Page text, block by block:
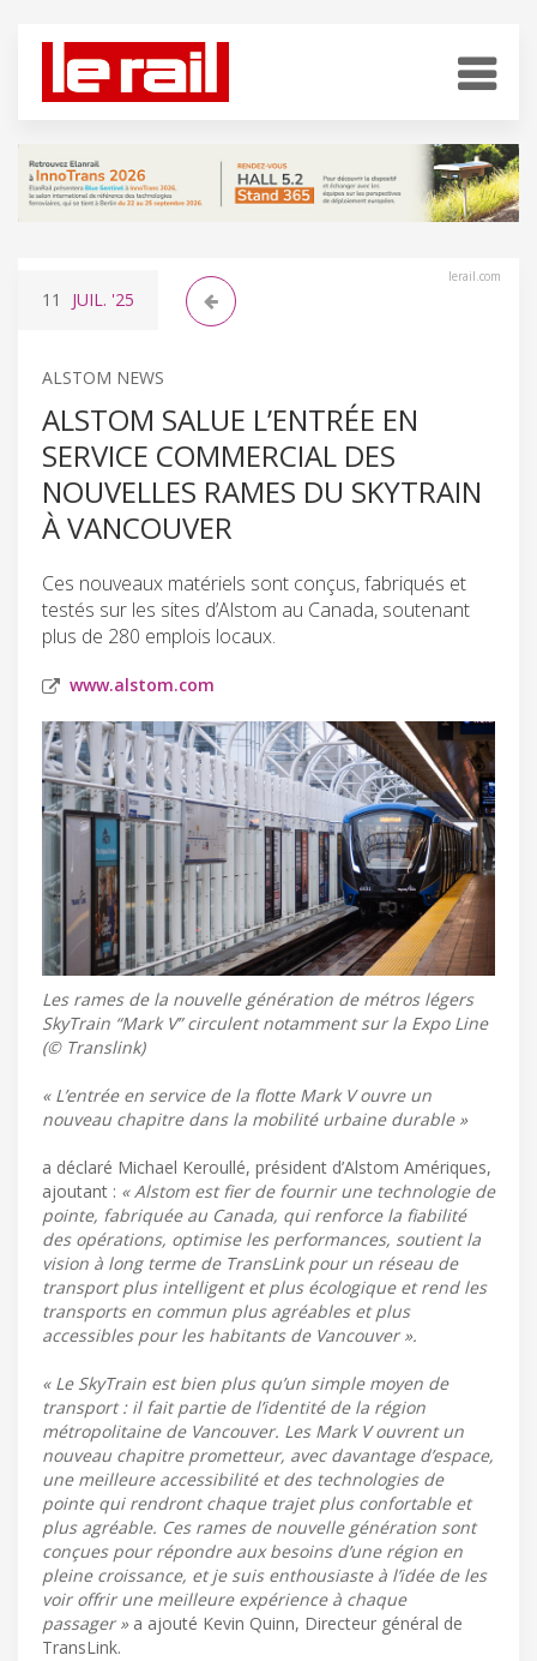
lerail.com
11 JUIL. '25
ALSTOM NEWS
ALSTOM SALUE L’ENTRÉE EN
SERVICE COMMERCIAL DES
NOUVELLES RAMES DU SKYTRAIN
À VANCOUVER
Ces nouveaux matériels sont conçus, fabriqués et
testés sur les sites d’Alstom au Canada, soutenant
plus de 280 emplois locaux.
www.alstom.com
Les rames de la nouvelle génération de métros légers
SkyTrain “Mark V” circulent notamment sur la Expo Line
(© Translink)
« L’entrée en service de la flotte Mark V ouvre un
nouveau chapitre dans la mobilité urbaine durable »
a déclaré Michael Keroullé, président d’Alstom Amériques,
ajoutant : « Alstom est fier de fournir une technologie de
pointe, fabriquée au Canada, qui renforce la fiabilité
des opérations, optimise les performances, soutient la
vision à long terme de TransLink pour un réseau de
transport plus intelligent et plus écologique et rend les
transports en commun plus agréables et plus
accessibles pour les habitants de Vancouver ».
« Le SkyTrain est bien plus qu’un simple moyen de
transport : il fait partie de l’identité de la région
métropolitaine de Vancouver. Les Mark V ouvrent un
nouveau chapitre prometteur, avec davantage d’espace,
une meilleure accessibilité et des technologies de
pointe qui rendront chaque trajet plus confortable et
plus agréable. Ces rames de nouvelle génération sont
conçues pour répondre aux besoins d’une région en
pleine croissance, et je suis enthousiaste à l’idée de les
voir offrir une meilleure expérience à chaque
passager »a ajouté Kevin Quinn, Directeur général de
TransLink.